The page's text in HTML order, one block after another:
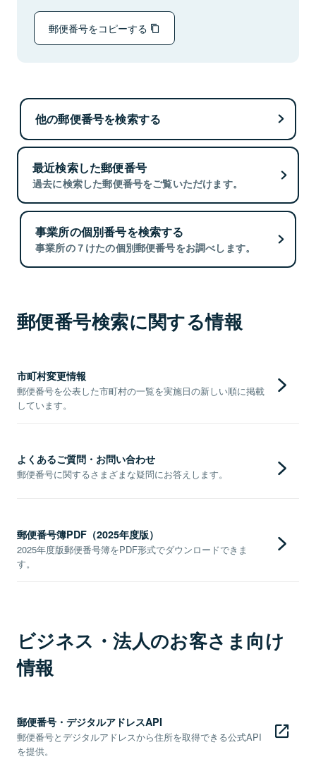
郵便番号をコピーする
他の郵便番号を検索する
最近検索した郵便番号
過去に検索した郵便番号をご覧いただけます。
事業所の個別番号を検索する
事業所の７けたの個別郵便番号をお調べします。
郵便番号検索に関する情報
市町村変更情報
郵便番号を公表した市町村の一覧を実施日の新しい順に掲載
しています。
よくあるご質問・お問い合わせ
郵便番号に関するさまざまな疑問にお答えします。
郵便番号簿PDF（2025年度版）
2025年度版郵便番号簿をPDF形式でダウンロードできま
す。
ビジネス・法人のお客さま向け
情報
郵便番号・デジタルアドレスAPI
郵便番号とデジタルアドレスから住所を取得できる公式API
を提供。